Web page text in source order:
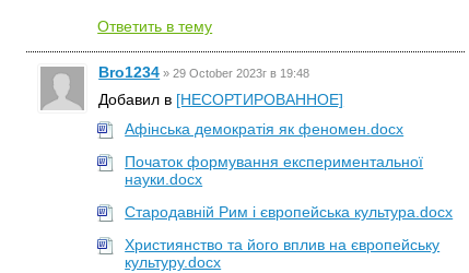
Ответить в тему
Bro1234 »29 October 2023г в 19:48
Добавил в [НЕСОРТИРОВАННОЕ]
Афінська демократія як феномен.docx
Початок формування експериментальної
науки.docx
Стародавній Рим і європейська культура.docx
Християнство та його вплив на європейську
культуру.docx